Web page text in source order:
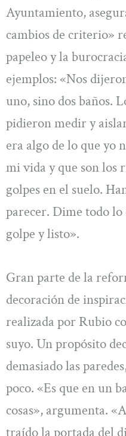
Ayuntamiento,
cambios de criterio»
papeleo y la
ejemplos: «Nos
uno, sino dos baños.
pidieron medir y
era algo de lo que yo
mi vida y que son los
golpes en el suelo.
parecer. Dime todo lo
golpe y listo».
Gran parte de la
decoración de
realizada por Rubio
suyo. Un propósito
demasiado las
poco. «Es que en un
cosas», argumenta.